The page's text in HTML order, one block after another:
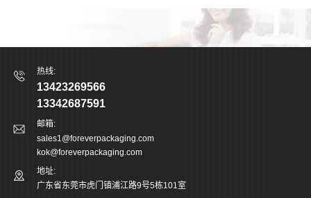
热线:
13423269566
13342687591
邮箱:
sales1@foreverpackaging.com
kok@foreverpackaging.com
地址:
广东省东莞市虎门镇浦江路9号5栋101室